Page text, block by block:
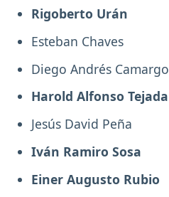
Rigoberto Urán
Esteban Chaves
Diego Andrés Camargo
Harold Alfonso Tejada
Jesús David Peña
Iván Ramiro Sosa
Einer Augusto Rubio